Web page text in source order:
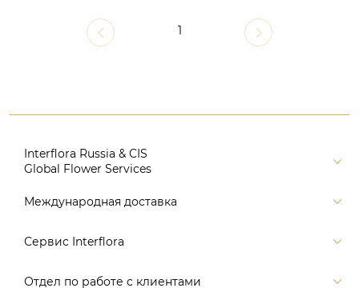
1
Interflora Russia & CIS
Global Flower Services
Версия для печати
Поиск
Международная доставка
Россия
Сервис Interflora
Заказ и оплата
Отдел по работе с клиентами